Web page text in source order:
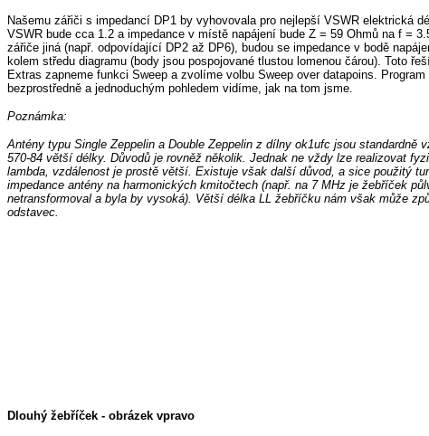
Našemu zářiči s impedancí DP1 by vyhovovala pro nejlepší VSWR elektrická
VSWR bude cca 1.2 a impedance v místě napájení bude Z = 59 Ohmů na f =
zářiče jiná (např. odpovídající DP2 až DP6), budou se impedance v bodě
kolem středu diagramu (body jsou pospojované tlustou lomenou čárou). Toto
Extras zapneme funkci Sweep a zvolíme volbu Sweep over datapoins.
bezprostředně a jednoduchým pohledem vidíme, jak na tom jsme.
Poznámka:
Antény typu Single Zeppelin a Double Zeppelin z dílny ok1ufc jsou standardně
570-84 větší délky. Důvodů je rovněž několik. Jednak ne vždy lze realizovat
lambda, vzdálenost je prostě větší. Existuje však další důvod, a sice použitý
impedance antény na harmonických kmitočtech (např. na 7 MHz je žebříček
netransformoval a byla by vysoká). Větší délka LL žebříčku nám však může
odstavec.
Dlouhý žebříček - obrázek vpravo